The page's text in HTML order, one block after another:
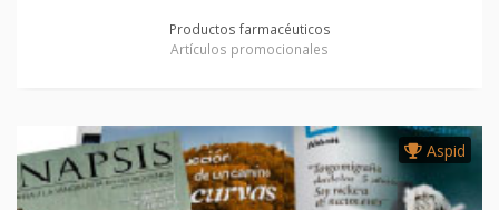
Productos farmacéuticos
Artículos promocionales
Aspid